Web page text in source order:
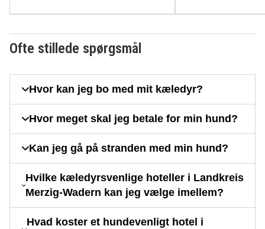
Ofte stillede spørgsmål
Hvor kan jeg bo med mit kæledyr?
Hvor meget skal jeg betale for min hund?
Kan jeg gå på stranden med min hund?
Hvilke kæledyrsvenlige hoteller i Landkreis
Merzig-Wadern kan jeg vælge imellem?
Hvad koster et hundevenligt hotel i